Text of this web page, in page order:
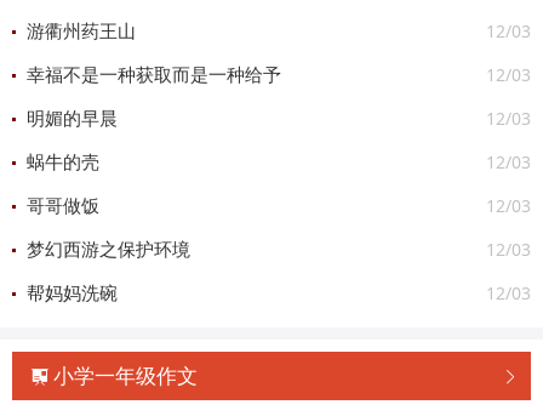
12/03
游衢州药王山
12/03
幸福不是一种获取而是一种给予
12/03
明媚的早晨
12/03
蜗牛的壳
12/03
哥哥做饭
12/03
梦幻西游之保护环境
12/03
帮妈妈洗碗

 小学一年级作文